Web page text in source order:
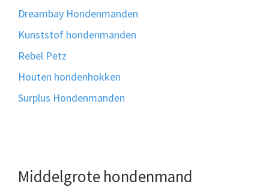
Dreambay Hondenmanden
Kunststof hondenmanden
Rebel Petz
Houten hondenhokken
Surplus Hondenmanden
Middelgrote hondenmand